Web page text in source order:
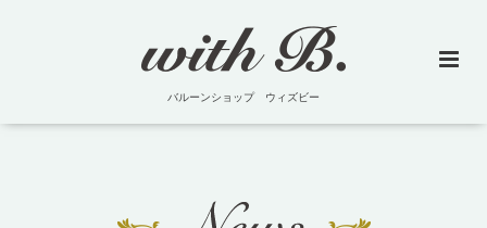
バルーンショップ ウィズビー